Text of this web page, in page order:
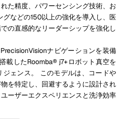
た精度、パワーセンシング技術、お
グなどの150以上の強化を導入し、医
の直感的なリーダーシップを強化し
ナビゲーションを装備
載したRoomba® j7+ロボット真空を
ェンス。 このモデルは、コードや
を特定し、回避するように設計され
ーザーエクスペリエンスと洗浄効率